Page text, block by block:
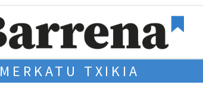
MERKATU TXIKIA